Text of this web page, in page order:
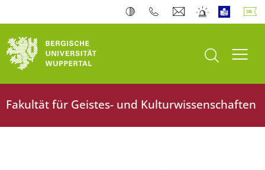
Suche öffnen
Fakultät für Geistes- und Kulturwissenschaften